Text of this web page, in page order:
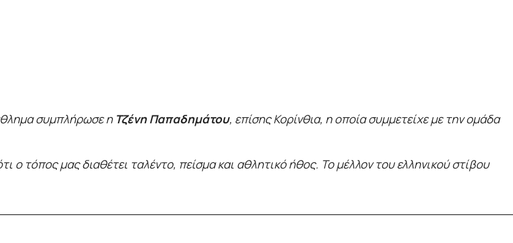
συμπλήρωσε η Τζένη Παπαδημάτου, επίσης Κορίνθια, η οποία συμμετείχε με την ομάδα
ο τόπος μας διαθέτει ταλέντο, πείσμα και αθλητικό ήθος. Το μέλλον του ελληνικού στίβου